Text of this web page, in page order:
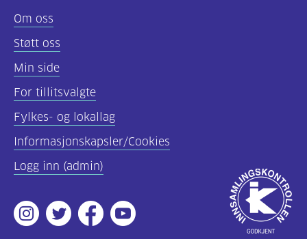
Om oss
Støtt oss
Min side
For tillitsvalgte
Fylkes- og lokallag
Informasjonskapsler/Cookies
Logg inn (admin)
Instagram
TwitterFacebookYoutube
Godkjent
av